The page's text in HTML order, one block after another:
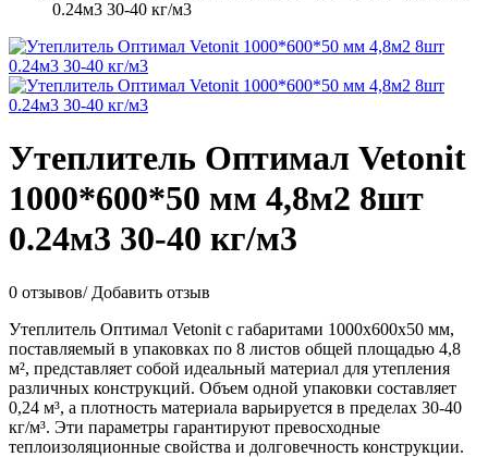
0.24м3 30-40 кг/м3
Утеплитель Оптимал Vetonit
1000*600*50 мм 4,8м2 8шт
0.24м3 30-40 кг/м3
0 отзывов/ Добавить отзыв
Утеплитель Оптимал Vetonit с габаритами 1000x600x50 мм,
поставляемый в упаковках по 8 листов общей площадью 4,8
м², представляет собой идеальный материал для утепления
различных конструкций. Объем одной упаковки составляет
0,24 м³, а плотность материала варьируется в пределах 30-40
кг/м³. Эти параметры гарантируют превосходные
теплоизоляционные свойства и долговечность конструкции.